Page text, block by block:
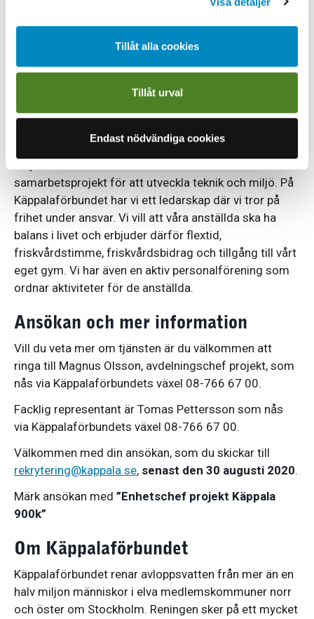
Tillåt alla cookies
Tillåt urval
Endast nödvändiga cookies
Att arbeta på Käppalaförbundet
Käppalaförbundet erbjuder dig en arbetsplats att vara
dag. Vi har fokus på hållbara lösningar och
samarbetsprojekt för att utveckla teknik och miljö. På
Käppalaförbundet har vi ett ledarskap där vi tror på
frihet under ansvar. Vi vill att våra anställda ska ha
balans i livet och erbjuder därför flextid,
friskvårdstimme, friskvårdsbidrag och tillgång till vårt
eget gym. Vi har även en aktiv personalförening som
ordnar aktiviteter för de anställda.
Ansökan och mer information
Vill du veta mer om tjänsten är du välkommen att
ringa till Magnus Olsson, avdelningschef projekt, som
nås via Käppalaförbundets växel 08-766 67 00.
Facklig representant är Tomas Pettersson som nås
via Käppalaförbundets växel 08-766 67 00.
Välkommen med din ansökan, som du skickar till
rekrytering@kappala.se, senast den 30 augusti 2020.
Märk ansökan med ”Enhetschef projekt Käppala
900k”
Om Käppalaförbundet
Käppalaförbundet renar avloppsvatten från mer än en
halv miljon människor i elva medlemskommuner norr
och öster om Stockholm. Reningen sker på ett mycket